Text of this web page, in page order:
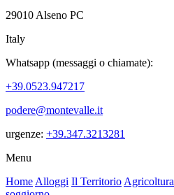
29010 Alseno PC
Italy
Whatsapp (messaggi o chiamate):
+39.0523.947217
podere@montevalle.it
urgenze: +39.347.3213281
Menu
Home Alloggi Il Territorio Agricoltura